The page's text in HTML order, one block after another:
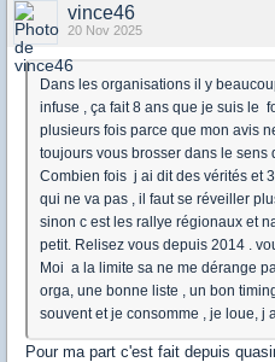
vince46
20 Nov 2025
Dans les organisations il y
infuse , ça fait 8 ans que je suis le
plusieurs fois parce que mon avis
toujours vous brosser dans le sens
Combien fois j ai dit des vérités et
qui ne va pas , il faut se réveiller
sinon c est les rallye régionaux et
petit. Relisez vous depuis 2014 .
Moi a la limite sa ne me dérange
orga, une bonne liste , un bon
souvent et je consomme , je loue, j
Pour ma part c'est fait depuis